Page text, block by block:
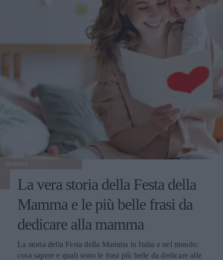
La vera storia della Festa della
Mamma e le più belle frasi da
dedicare alla mamma
La storia della Festa della Mamma in Italia e nel mondo:
cosa sapere e quali sono le frasi più belle da dedicare alle